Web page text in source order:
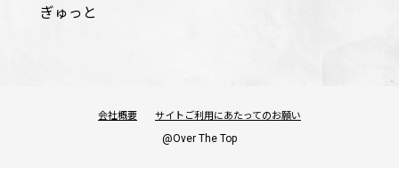
ぎゅっと
会社概要 サイトご利用にあたってのお願い
@Over The Top